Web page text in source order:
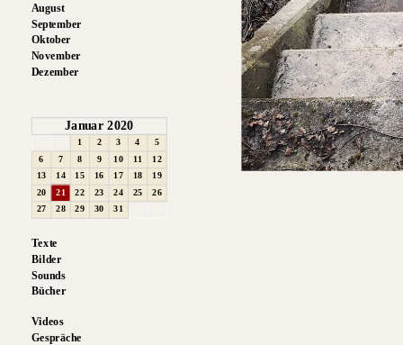
August
September
Oktober
November
Dezember
Januar 2020
1 2 3 4
5
6
7 8 9 10 11 12
13 14 15 16 17 18
19
20
21 22 23 24 25 26
27 28 29 30 31
Texte
Bilder
Sounds
Bücher
Videos
Gespräche